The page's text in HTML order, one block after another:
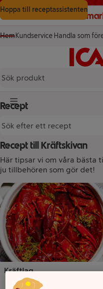
Gå till innehåll
Gå till sökning
Gå till sidfot
Hoppa till receptassistenten
HemKundservice Handla som
Knapp för huvudmeny
Recept
Recept till Kräftskivan
Här tipsar vi om våra bästa
ju tillbehören som gör det!
Recept
Kräftlag